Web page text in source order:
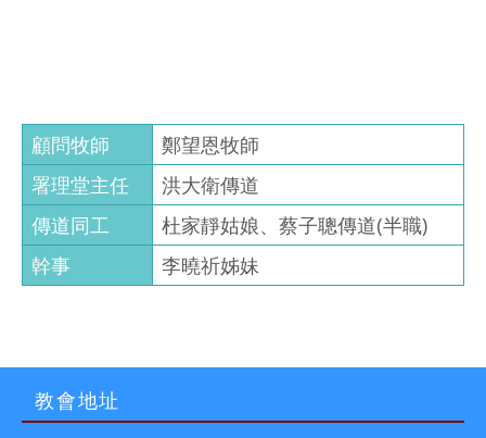
顧問牧師
鄭望恩牧師
署理堂主任
洪大衛傳道
傳道同工
杜家靜姑娘、蔡子聰傳道(半職)
幹事
李曉祈姊妹
教會地址